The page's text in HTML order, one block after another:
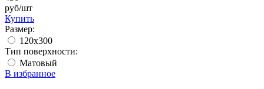
руб/шт
Купить
Размер:
120x300
Тип поверхности:
Матовый
В избранное